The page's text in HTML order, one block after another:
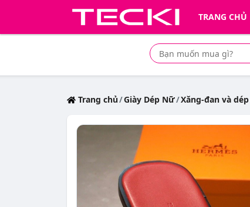
TRANG CHỦ
Tìm mua sản phẩm giá rẻ nhất
Trang chủ Giày Dép Nữ Xăng-đan và dép